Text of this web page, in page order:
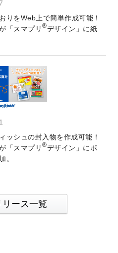
りをWeb上で簡単作成可能！
「スマプリ ®デザイン」に紙
ッシュの封入物を作成可能！
「スマプリ ®デザイン」にポ
。
リース一覧